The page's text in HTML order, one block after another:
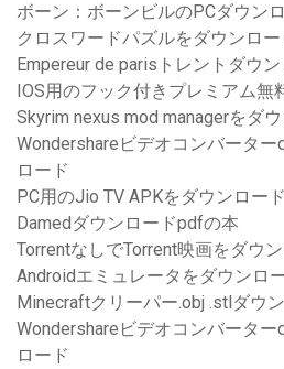
ボーン：ボーンビルのPCダウン
クロスワードパズルをダウンロ
Empereur de parisトレントダウ
IOS用のフック付きプレミアム無
Skyrim nexus mod managerをダ
Wondershareビデオコンバータ
ロード
PC用のJio TV APKをダウンロード
Damedダウンロードpdfの本
TorrentなしでTorrent映画をダウ
Androidエミュレータをダウンロ
Minecraftクリーパー.obj .stlダウ
Wondershareビデオコンバータ
ロード